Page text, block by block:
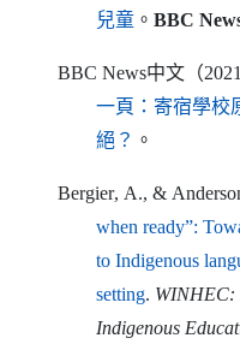
兒童
（另開新視窗）
。 BBC
BBC News中文（
一頁：寄宿學校
絕？
（另開新視窗）
。
Bergier, A., &
when ready”:
to Indigenous
setting
（另開新視窗）
. WINHEC:
Indigenous